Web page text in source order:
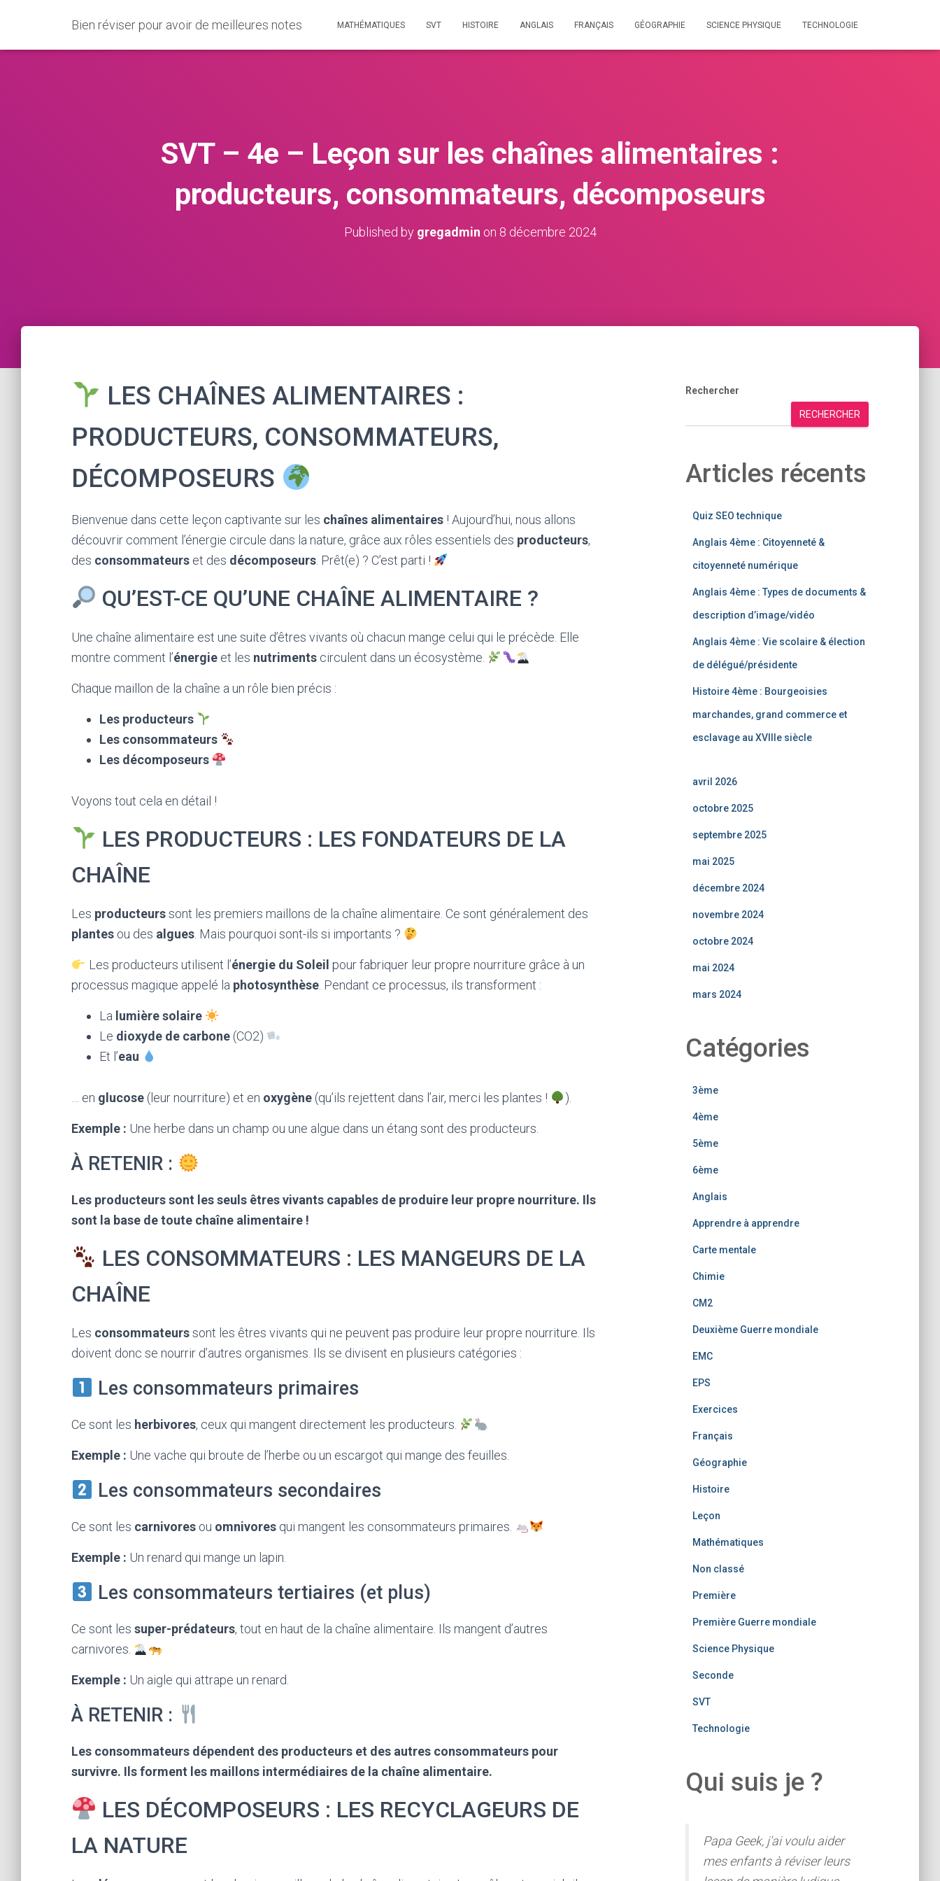
Bien réviser pour avoir de meilleures notes MATHÉMATIQUES SVT HISTOIRE ANGLAIS FRANÇAIS GÉOGRAPHIE SCIENCE PHYSIQUE TECHNOLOGIE
SVT – 4e – Leçon sur les chaînes alimentaires :
producteurs, consommateurs, décomposeurs
Published by gregadmin on 8 décembre 2024
LES CHAÎNES ALIMENTAIRES :
PRODUCTEURS, CONSOMMATEURS,
DÉCOMPOSEURS
Bienvenue dans cette leçon captivante sur les chaînes alimentaires ! Aujourd’hui, nous allons
découvrir comment l’énergie circule dans la nature, grâce aux rôles essentiels des producteurs,
des consommateurs et des décomposeurs . Prêt(e) ? C’est parti !
QU’EST-CE QU’UNE CHAÎNE ALIMENTAIRE ?
Une chaîne alimentaire est une suite d’êtres vivants où chacun mange celui qui le précède. Elle
montre comment l’énergie et les nutriments circulent dans un écosystème.
Chaque maillon de la chaîne a un rôle bien précis :
Les producteurs
Les consommateurs
Les décomposeurs
Voyons tout cela en détail !
LES PRODUCTEURS : LES FONDATEURS DE LA
CHAÎNE
Les producteurssont les premiers maillons de la chaîne alimentaire. Ce sont généralement des
plantes ou des algues . Mais pourquoi sont-ils si importants ?
Les producteurs utilisent l’énergie du Soleil pour fabriquer leur propre nourriture grâce à un
processus magique appelé la photosynthèse . Pendant ce processus, ils transforment :
La lumière solaire
Le dioxyde de carbone (CO2)
Et l’eau
… en glucose (leur nourriture) et en oxygène (qu’ils rejettent dans l’air, merci les plantes ! ).
Exemple : Une herbe dans un champ ou une algue dans un étang sont des producteurs.
À RETENIR :
Les producteurs sont les seuls êtres vivants capables de produire leur propre nourriture. Ils
sont la base de toute chaîne alimentaire !
LES CONSOMMATEURS : LES MANGEURS DE LA
CHAÎNE
Les consommateurssont les êtres vivants qui ne peuvent pas produire leur propre nourriture. Ils
doivent donc se nourrir d’autres organismes. Ils se divisent en plusieurs catégories :
Les consommateurs primaires
Ce sont les herbivores, ceux qui mangent directement les producteurs.
Exemple : Une vache qui broute de l’herbe ou un escargot qui mange des feuilles.
Les consommateurs secondaires
Ce sont les carnivores ou omnivores qui mangent les consommateurs primaires.
Exemple : Un renard qui mange un lapin.
Les consommateurs tertiaires (et plus)
Ce sont les super-prédateurs, tout en haut de la chaîne alimentaire. Ils mangent d’autres
carnivores.
Exemple : Un aigle qui attrape un renard.
À RETENIR :
Les consommateurs dépendent des producteurs et des autres consommateurs pour
survivre. Ils forment les maillons intermédiaires de la chaîne alimentaire.
LES DÉCOMPOSEURS : LES RECYCLAGEURS DE
LA NATURE
Rechercher
RECHERCHER
Articles récents
Quiz SEO technique
Anglais 4ème : Citoyenneté &
citoyenneté numérique
Anglais 4ème : Types de documents &
description d’image/vidéo
Anglais 4ème : Vie scolaire & élection
de délégué/présidente
Histoire 4ème : Bourgeoisies
marchandes, grand commerce et
esclavage au XVIIIe siècle
avril 2026
octobre 2025
septembre 2025
mai 2025
décembre 2024
novembre 2024
octobre 2024
mai 2024
mars 2024
Catégories
3ème
4ème
5ème
6ème
Anglais
Apprendre à apprendre
Carte mentale
Chimie
CM2
Deuxième Guerre mondiale
EMC
EPS
Exercices
Français
Géographie
Histoire
Leçon
Mathématiques
Non classé
Première
Première Guerre mondiale
Science Physique
Seconde
SVT
Technologie
Qui suis je ?
Papa Geek, j'ai voulu aider
mes enfants à réviser leurs